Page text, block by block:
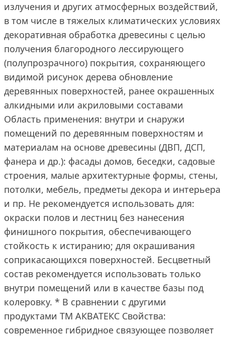
излучения и других атмосферных воздействий,
в том числе в тяжелых климатических условиях
декоративная обработка древесины с целью
получения благородного лессирующего
(полупрозрачного) покрытия, сохраняющего
видимой рисунок дерева обновление
деревянных поверхностей, ранее окрашенных
алкидными или акриловыми составами
Область применения: внутри и снаружи
помещений по деревянным поверхностям и
материалам на основе древесины (ДВП, ДСП,
фанера и др.): фасады домов, беседки, садовые
строения, малые архитектурные формы, стены,
потолки, мебель, предметы декора и интерьера
и пр. Не рекомендуется использовать для:
окраски полов и лестниц без нанесения
финишного покрытия, обеспечивающего
стойкость к истиранию; для окрашивания
соприкасающихся поверхностей. Бесцветный
состав рекомендуется использовать только
внутри помещений или в качестве базы под
колеровку. * В сравнении с другими
продуктами ТМ АКВАТЕКС Свойства:
современное гибридное связующее позволяет